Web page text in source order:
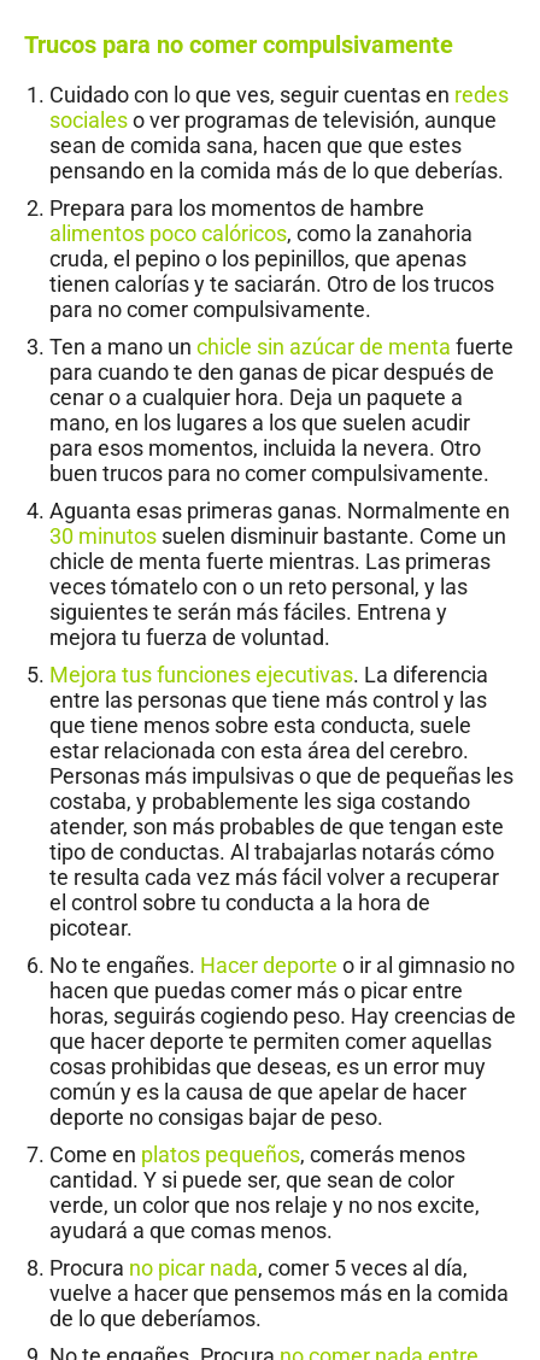
Trucos para no comer compulsivamente
Cuidado con lo que ves, seguir cuentas en redes
socialeso ver programas de televisión, aunque
sean de comida sana, hacen que que estes
pensando en la comida más de lo que deberías.
Prepara para los momentos de hambre
alimentos poco calóricos, como la zanahoria
cruda, el pepino o los pepinillos, que apenas
tienen calorías y te saciarán. Otro de los trucos
para no comer compulsivamente.
Ten a mano un chicle sin azúcar de menta fuerte
para cuando te den ganas de picar después de
cenar o a cualquier hora. Deja un paquete a
mano, en los lugares a los que suelen acudir
para esos momentos, incluida la nevera. Otro
buen trucos para no comer compulsivamente.
Aguanta esas primeras ganas. Normalmente en
30 minutos suelen disminuir bastante. Come un
chicle de menta fuerte mientras. Las primeras
veces tómatelo con o un reto personal, y las
siguientes te serán más fáciles. Entrena y
mejora tu fuerza de voluntad.
Mejora tus funciones ejecutivas. La diferencia
entre las personas que tiene más control y las
que tiene menos sobre esta conducta, suele
estar relacionada con esta área del cerebro.
Personas más impulsivas o que de pequeñas les
costaba, y probablemente les siga costando
atender, son más probables de que tengan este
tipo de conductas. Al trabajarlas notarás cómo
te resulta cada vez más fácil volver a recuperar
el control sobre tu conducta a la hora de
picotear.
No te engañes. Hacer deporte o ir al gimnasio no
hacen que puedas comer más o picar entre
horas, seguirás cogiendo peso. Hay creencias de
que hacer deporte te permiten comer aquellas
cosas prohibidas que deseas, es un error muy
común y es la causa de que apelar de hacer
deporte no consigas bajar de peso.
Come en platos pequeños, comerás menos
cantidad. Y si puede ser, que sean de color
verde, un color que nos relaje y no nos excite,
ayudará a que comas menos.
Procura no picar nada, comer 5 veces al día,
vuelve a hacer que pensemos más en la comida
de lo que deberíamos.